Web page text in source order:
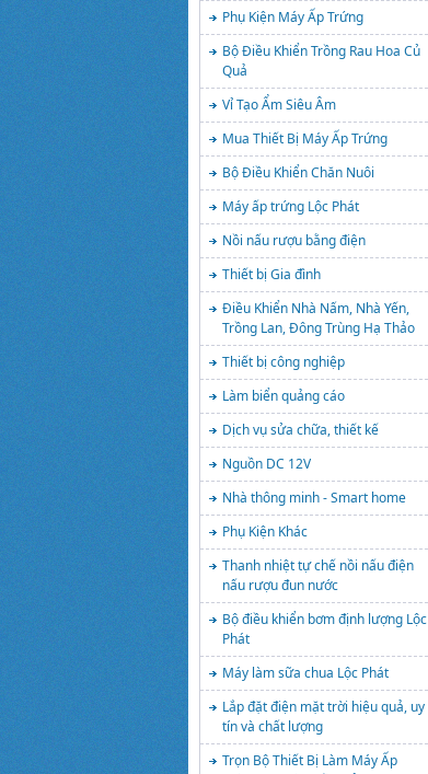
Phụ Kiện Máy Ấp Trứng
Bộ Điều Khiển Trồng Rau Hoa Củ
Quả
Vỉ Tạo Ẩm Siêu Âm
Mua Thiết Bị Máy Ấp Trứng
Bộ Điều Khiển Chăn Nuôi
Máy ấp trứng Lộc Phát
Nồi nấu rượu bằng điện
Thiết bị Gia đình
Điều Khiển Nhà Nấm, Nhà Yến,
Trồng Lan, Đông Trùng Hạ Thảo
Thiết bị công nghiệp
Làm biển quảng cáo
Dịch vụ sửa chữa, thiết kế
Nguồn DC 12V
Nhà thông minh - Smart home
Phụ Kiện Khác
Thanh nhiệt tự chế nồi nấu điện
nấu rượu đun nước
Bộ điều khiển bơm định lượng Lộc
Phát
Máy làm sữa chua Lộc Phát
Lắp đặt điện mặt trời hiệu quả, uy
tín và chất lượng
Trọn Bộ Thiết Bị Làm Máy Ấp